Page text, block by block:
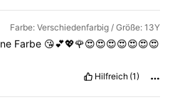
Farbe: Verschiedenfarbig / Größe: 13Y
ne Farbe 😘💕💖🌹😍😍😍😍😍😍😍
Hilfreich (1)